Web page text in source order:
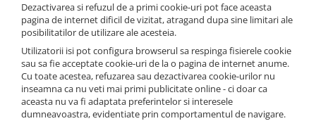
Dezactivarea si refuzul de a primi cookie-uri pot face aceasta
pagina de internet dificil de vizitat, atragand dupa sine limitari ale
posibilitatilor de utilizare ale acesteia.
Utilizatorii isi pot configura browserul sa respinga fisierele cookie
sau sa fie acceptate cookie-uri de la o pagina de internet anume.
Cu toate acestea, refuzarea sau dezactivarea cookie-urilor nu
inseamna ca nu veti mai primi publicitate online - ci doar ca
aceasta nu va fi adaptata preferintelor si interesele
dumneavoastra, evidentiate prin comportamentul de navigare.